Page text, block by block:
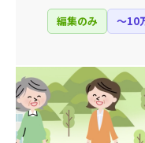
編集のみ 〜10